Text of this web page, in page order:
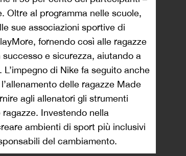
Oltre al programma nelle scuole,
sue associazioni sportive di
fornendo così alle ragazze
e sicurezza, aiutando a
di Nike fa seguito anche
delle ragazze Made
agli allenatori gli strumenti
Investendo nella
ambienti di sport più inclusivi
del cambiamento.